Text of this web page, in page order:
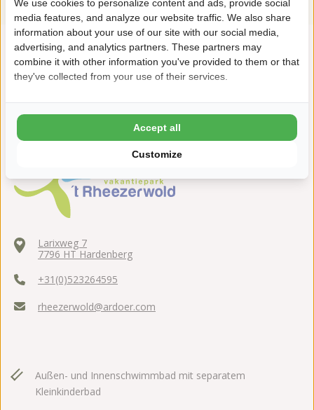
"Alle Einrichtungen für einen Traumurlaub"
Larixweg 7
7796 HT Hardenberg
+31(0)523264595
rheezerwold@ardoer.com
Außen- und Innenschwimmbad mit separatem
Kleinkinderbad
We use cookies to personalize content and ads, provide social
media features, and analyze our website traffic. We also share
information about your use of our site with our social media,
advertising, and analytics partners. These partners may
combine it with other information you've provided to them or that
they've collected from your use of their services.
Customize
Accept all